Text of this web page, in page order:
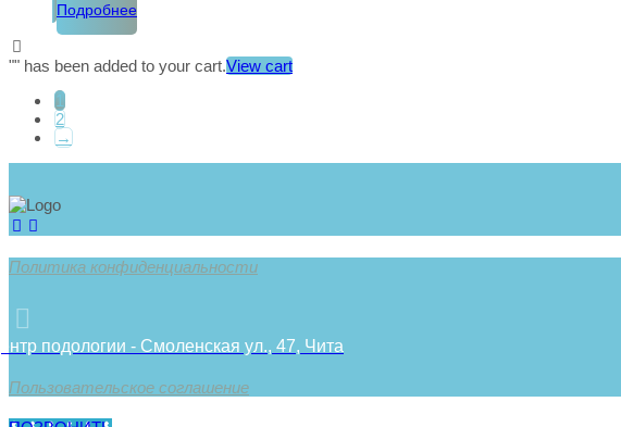
Подробнее
"" has been added to your cart.View cart
1
2
→
Политика конфиденциальности
подологии - Смоленская ул., 47, Чита
Пользовательское соглашение